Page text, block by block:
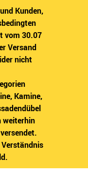
Kunden,
vom 30.07
Versand
nicht
Kamine,
weiterhin